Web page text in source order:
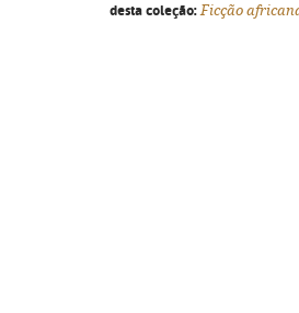
desta coleção: Ficção